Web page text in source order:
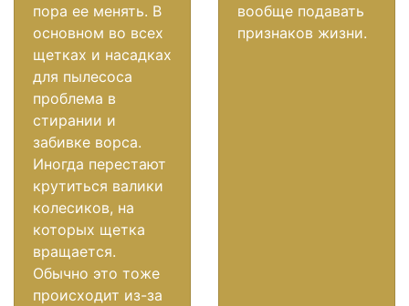
пора ее менять. В
основном во всех
щетках и насадках
для пылесоса
проблема в
стирании и
забивке ворса.
Иногда перестают
крутиться валики
колесиков, на
которых щетка
вращается.
Обычно это тоже
происходит из-за
вообще подавать
признаков жизни.